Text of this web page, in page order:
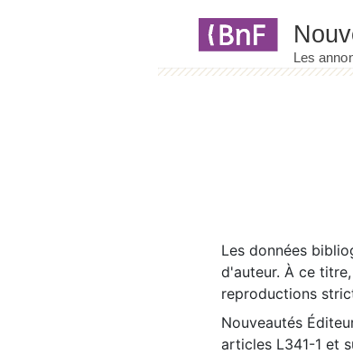
Les données
d'auteur. À ce
reproductions
Nouveautés
articles L341-1 et